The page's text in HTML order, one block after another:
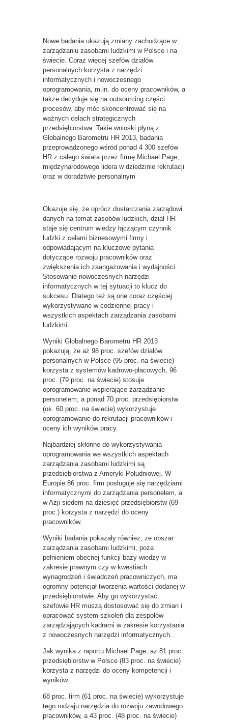
Nowe badania ukazują zmiany zachodzące w
zarządzaniu zasobami ludzkimi w Polsce i na
świecie. Coraz więcej szefów działów
personalnych korzysta z narzędzi
informatycznych i nowoczesnego
oprogramowania, m.in. do oceny pracowników, a
także decyduje się na outsourcing części
procesów, aby móc skoncentrować się na
ważnych celach strategicznych
przedsiębiorstwa. Takie wnioski płyną z
Globalnego Barometru HR 2013, badania
przeprowadzonego wśród ponad 4 300 szefów
HR z całego świata przez firmę Michael Page,
międzynarodowego lidera w dziedzinie rekrutacji
oraz w doradztwie personalnym
Okazuje się, że oprócz dostarczania zarządowi
danych na temat zasobów ludzkich, dział HR
staje się centrum wiedzy łączącym czynnik
ludzki z celami biznesowymi firmy i
odpowiadającym na kluczowe pytania
dotyczące rozwoju pracowników oraz
zwiększenia ich zaangażowania i wydajności.
Stosowanie nowoczesnych narzędzi
informatycznych w tej sytuacji to klucz do
sukcesu. Dlatego też są one coraz częściej
wykorzystywane w codziennej pracy i
wszystkich aspektach zarządzania zasobami
ludzkimi.
Wyniki Globalnego Barometru HR 2013
pokazują, że aż 98 proc. szefów działów
personalnych w Polsce (95 proc. na świecie)
korzysta z systemów kadrowo-płacowych, 96
proc. (79 proc. na świecie) stosuje
oprogramowanie wspierające zarządzanie
personelem, a ponad 70 proc. przedsiębiorstw
(ok. 60 proc. na świecie) wykorzystuje
oprogramowanie do rekrutacji pracowników i
oceny ich wyników pracy.
Najbardziej skłonne do wykorzystywania
oprogramowania we wszystkich aspektach
zarządzania zasobami ludzkimi są
przedsiębiorstwa z Ameryki Południowej. W
Europie 86 proc. firm posługuje się narzędziami
informatycznymi do zarządzania personelem, a
w Azji siedem na dziesięć przedsiębiorstw (69
proc.) korzysta z narzędzi do oceny
pracowników.
Wyniki badania pokazały również, że obszar
zarządzania zasobami ludzkimi, poza
pełnieniem obecnej funkcji bazy wiedzy w
zakresie prawnym czy w kwestiach
wynagrodzeń i świadczeń pracowniczych, ma
ogromny potencjał tworzenia wartości dodanej w
przedsiębiorstwie. Aby go wykorzystać,
szefowie HR muszą dostosować się do zmian i
opracować system szkoleń dla zespołów
zarządzających kadrami w zakresie korzystania
z nowoczesnych narzędzi informatycznych.
Jak wynika z raportu Michael Page, aż 81 proc.
przedsiębiorstw w Polsce (83 proc. na świecie)
korzysta z narzędzi do oceny kompetencji i
wyników.
68 proc. firm (61 proc. na świecie) wykorzystuje
tego rodzaju narzędzia do rozwoju zawodowego
pracowników, a 43 proc. (48 proc. na świecie)